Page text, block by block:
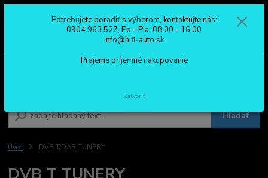
Hľadať
0904 963 527
Po - Pia: 08:00 - 16:00
Úvod DVB T/DAB TUNERY
Potrebujete poradiť s výberom, kontaktujte nás:
0904 963 527, Po - Pia: 08:00 - 16:00
info@hifi-auto.sk
Prajeme príjemné nakupovanie
Zatvoriť